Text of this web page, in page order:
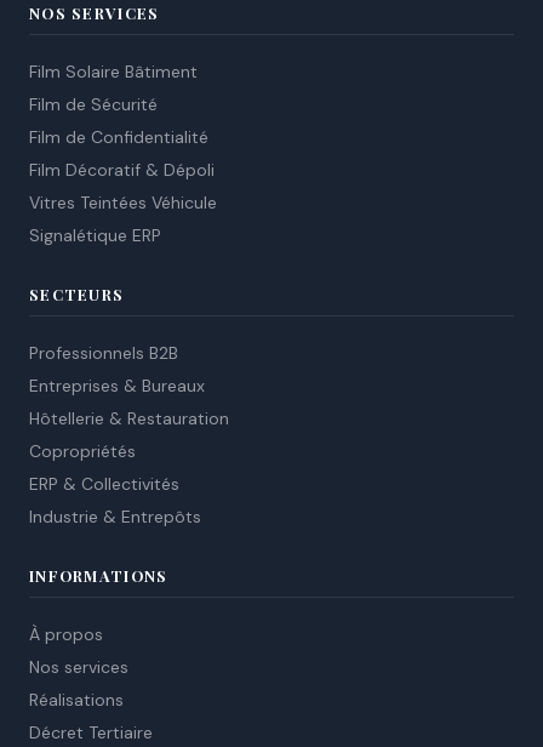
NOS SERVICES
Film Solaire Bâtiment
Film de Sécurité
Film de Confidentialité
Film Décoratif & Dépoli
Vitres Teintées Véhicule
Signalétique ERP
SECTEURS
Professionnels B2B
Entreprises & Bureaux
Hôtellerie & Restauration
Copropriétés
ERP & Collectivités
Industrie & Entrepôts
INFORMATIONS
À propos
Nos services
Réalisations
Décret Tertiaire